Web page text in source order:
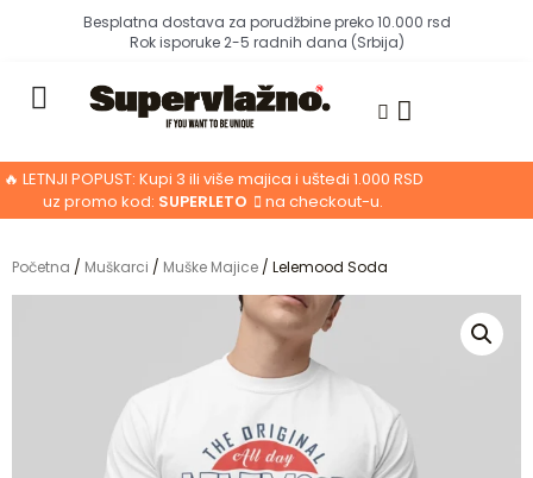
Besplatna dostava za porudžbine preko 10.000 rsd
Rok isporuke 2-5 radnih dana (Srbija)
Cart
🔥 LETNJI POPUST: Kupi 3 ili više majica i uštedi 1.000 RSD
uz promo kod: SUPERLETO na checkout-u.
Početna / Muškarci / Muške Majice / Lelemood Soda